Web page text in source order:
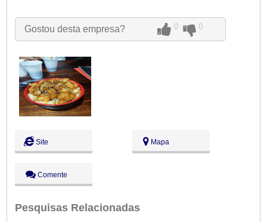
Qui:
09:00 - 18:00
Sex:
09:00 - 18:00●Fechado
Gostou desta empresa? 0 0
Site Mapa
Comente
Pesquisas Relacionadas